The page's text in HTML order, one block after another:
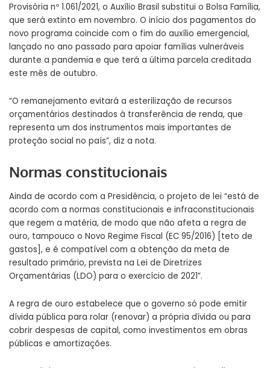
Provisória nº 1.061/2021, o Auxílio Brasil substitui o Bolsa Família,
que será extinto em novembro. O início dos pagamentos do
novo programa coincide com o fim do auxílio emergencial,
lançado no ano passado para apoiar famílias vulneráveis
durante a pandemia e que terá a última parcela creditada
este mês de outubro.
“O remanejamento evitará a esterilização de recursos
orçamentários destinados à transferência de renda, que
representa um dos instrumentos mais importantes de
proteção social no país”, diz a nota.
Normas constitucionais
Ainda de acordo com a Presidência, o projeto de lei “está de
acordo com a normas constitucionais e infraconstitucionais
que regem a matéria, de modo que não afeta a regra de
ouro, tampouco o Novo Regime Fiscal (EC 95/2016) [teto de
gastos], e é compatível com a obtenção da meta de
resultado primário, prevista na Lei de Diretrizes
Orçamentárias (LDO) para o exercício de 2021”.
A regra de ouro estabelece que o governo só pode emitir
dívida pública para rolar (renovar) a própria dívida ou para
cobrir despesas de capital, como investimentos em obras
públicas e amortizações.